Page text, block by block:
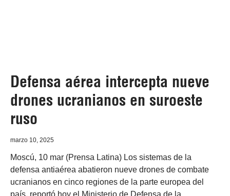
Defensa aérea intercepta nueve
drones ucranianos en suroeste
ruso
marzo 10, 2025
Moscú, 10 mar (Prensa Latina) Los sistemas de la
defensa antiaérea abatieron nueve drones de combate
ucranianos en cinco regiones de la parte europea del
país, reportó hoy el Ministerio de Defensa de la